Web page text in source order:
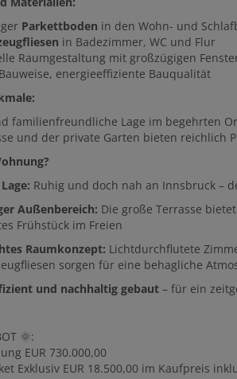
Parkettboden in den Wohn- und
in Badezimmer, WC und Flur
Raumgestaltung mit großzügigen
energieeffiziente Bauqualität
familienfreundliche Lage im begehrten
und der private Garten bieten reichlich
Ruhig und doch nah an Innsbruck –
Außenbereich: Die große Terrasse
Frühstück im Freien
Raumkonzept: Lichtdurchflutete
sorgen für eine behagliche
und nachhaltig gebaut – für ein
🌞:
EUR 730.000,00
Exklusiv EUR 18.500,00 im Kaufpreis